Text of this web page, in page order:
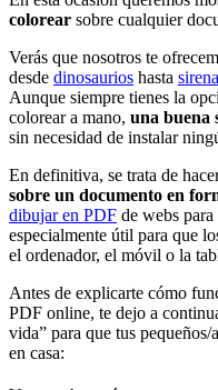
colorear sobre cualquier
Verás que nosotros te
desde dinosaurios hasta
Aunque siempre tienes la
colorear a mano, una buena
sin necesidad de instalar
En definitiva, se trata de
sobre un documento en
dibujar en PDF de webs
especialmente útil para que
el ordenador, el móvil o la
Antes de explicarte cómo
PDF online, te dejo a
vida” para que tus
en casa: